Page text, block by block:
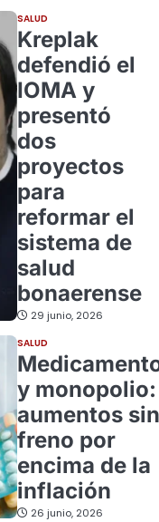
SALUD
Kreplak
defendió el
IOMA y
presentó
dos
proyectos
para
reformar el
sistema de
salud
bonaerense
29 junio, 2026
SALUD
y monopolio:
aumentos sin
freno por
encima de la
inflación
26 junio, 2026